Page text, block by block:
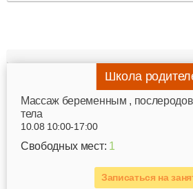
Школа
Mассаж беременным ,
тела
10.08 10:00-17:00
Свободных мест: 1
Записаться на